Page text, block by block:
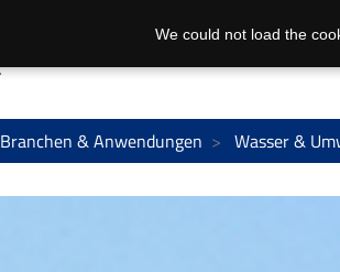
Branchen & Anwendungen Wasser &
We could not load the